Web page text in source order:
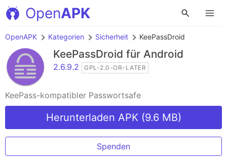
OpenAPK
OpenAPK Kategorien Sicherheit KeePassDroid
KeePassDroid für Android
2.6.9.2 GPL-2.0-OR-LATER
KeePass-kompatibler Passwortsafe
Herunterladen APK (9.6 MB)
Spenden